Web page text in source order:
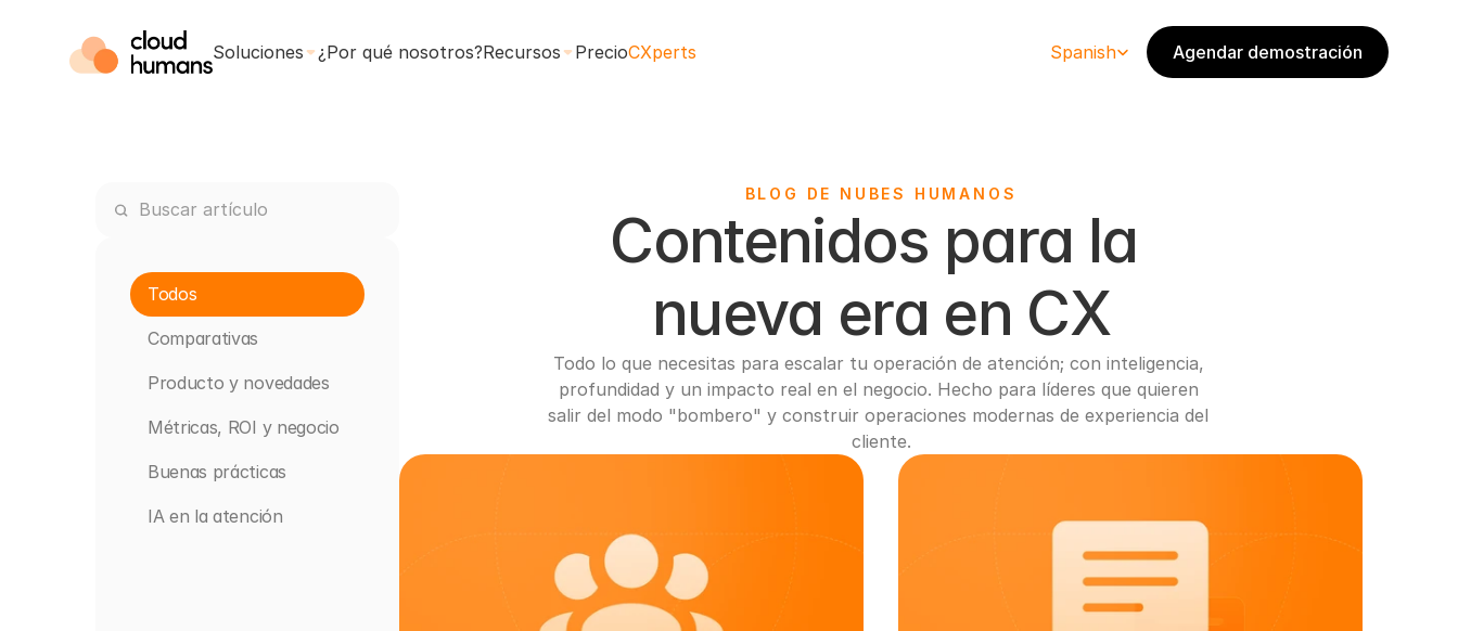
Soluciones ¿Por qué nosotros?Recursos PrecioCXperts Spanish Agendar demostración
Todos
Comparativas
Producto y novedades
Métricas, ROI y negocio
Buenas prácticas
IA en la atención
BLOG DE NUBES HUMANOS
Contenidos para la
nueva era en CX
Todo lo que necesitas para escalar tu operación de atención; con inteligencia,
profundidad y un impacto real en el negocio. Hecho para líderes que quieren
salir del modo "bombero" y construir operaciones modernas de experiencia del
cliente.